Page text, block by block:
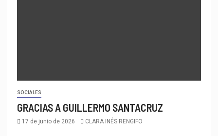
SOCIALES
GRACIAS A GUILLERMO SANTACRUZ
17 de junio de 2026 CLARA INÉS RENGIFO